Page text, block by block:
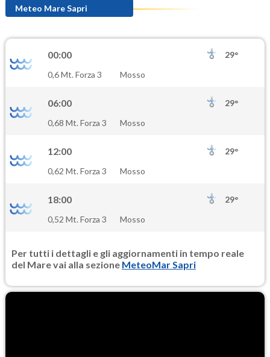
Meteo Mare Sapri
00:00
29°
0,6 Mt. Forza 3
Mosso
06:00
29°
0,68 Mt. Forza 3
Mosso
12:00
29°
0,62 Mt. Forza 3
Mosso
18:00
29°
0,52 Mt. Forza 3
Mosso
Per tutti i dettagli e gli aggiornamenti in tempo reale
del Mare vai alla sezione MeteoMar Sapri